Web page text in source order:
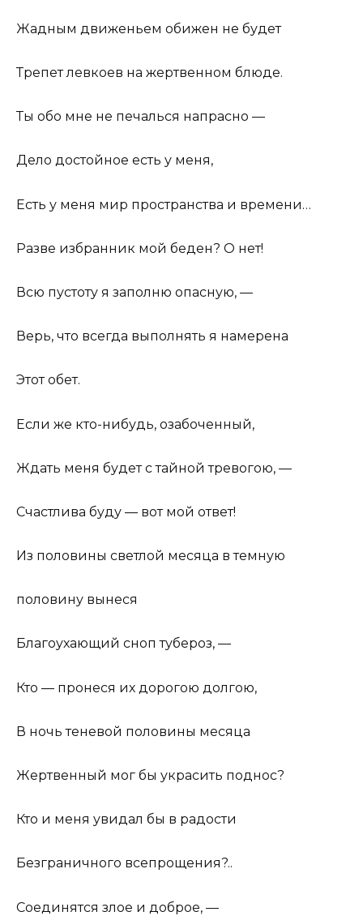
Жадным движеньем обижен не будет
Трепет левкоев на жертвенном блюде.
Ты обо мне не печалься напрасно —
Дело достойное есть у меня,
Есть у меня мир пространства и времени…
Разве избранник мой беден? О нет!
Всю пустоту я заполню опасную, —
Верь, что всегда выполнять я намерена
Этот обет.
Если же кто-нибудь, озабоченный,
Ждать меня будет с тайной тревогою, —
Счастлива буду — вот мой ответ!
Из половины светлой месяца в темную
половину вынеся
Благоухающий сноп тубероз, —
Кто — пронеся их дорогою долгою,
В ночь теневой половины месяца
Жертвенный мог бы украсить поднос?
Кто и меня увидал бы в радости
Безграничного всепрощения?..
Соединятся злое и доброе, —